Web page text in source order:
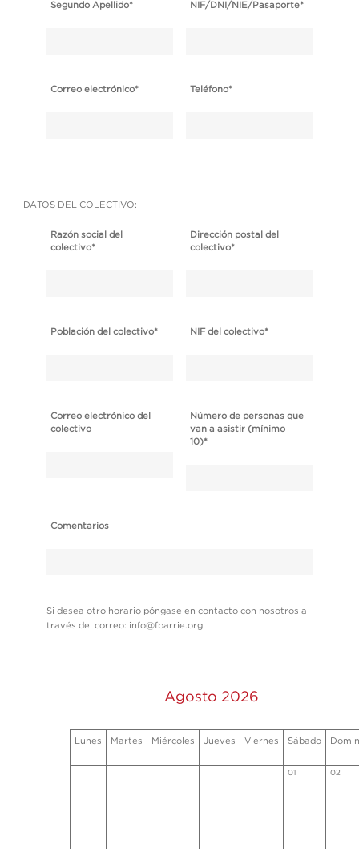
Segundo Apellido* NIF/DNI/NIE/Pasaporte*
Correo electrónico* Teléfono*
DATOS DEL COLECTIVO:
Razón social del
colectivo*
Dirección postal del
colectivo*
Población del colectivo* NIF del colectivo*
Correo electrónico del
colectivo
Número de personas que
van a asistir (mínimo
10)*
Comentarios
Si desea otro horario póngase en contacto con nosotros a
través del correo: info@fbarrie.org
Agosto 2026
Lunes Martes Miércoles Jueves Viernes Sábado
01 02